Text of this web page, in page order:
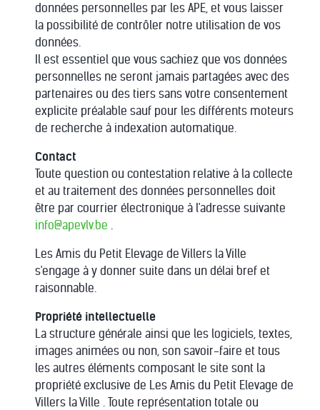
données personnelles par les APE, et vous laisser
la possibilité de contrôler notre utilisation de vos
données.
Il est essentiel que vous sachiez que vos données
personnelles ne seront jamais partagées avec des
partenaires ou des tiers sans votre consentement
explicite préalable sauf pour les différents moteurs
de recherche à indexation automatique.
Contact
Toute question ou contestation relative à la collecte
et au traitement des données personnelles doit
être par courrier électronique à l'adresse suivante
info@apevlv.be
Les Amis du Petit Elevage de Villers la Ville
s'engage à y donner suite dans un délai bref et
raisonnable.
Propriété intellectuelle
La structure générale ainsi que les logiciels, textes,
images animées ou non, son savoir-faire et tous
les autres éléments composant le site sont la
propriété exclusive de Les Amis du Petit Elevage de
Villers la Ville . Toute représentation totale ou